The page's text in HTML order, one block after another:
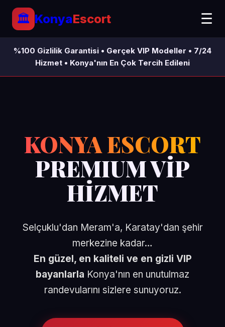
🏛️ KonyaEscort ☰
Ana Sayfa
İletişim
%100 Gizlilik Garantisi • Gerçek VIP Modeller • 7/24
Hizmet • Konya'nın En Çok Tercih Edileni
KONYA ESCORT
PREMIUM VİP
HİZMET
Selçuklu'dan Meram'a, Karatay'dan şehir
merkezine kadar…
En güzel, en kaliteli ve en gizli VIP
bayanlarla Konya'nın en unutulmaz
randevularını sizlere sunuyoruz.